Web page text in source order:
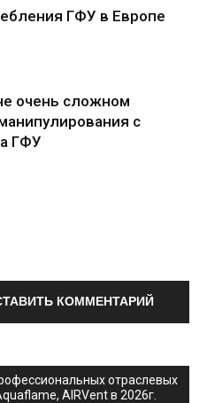
ГФУ в Европе
очень сложном
с
ГФУ
КОММЕНТАРИЙ
отраслевых
AIRVent в 2026г.